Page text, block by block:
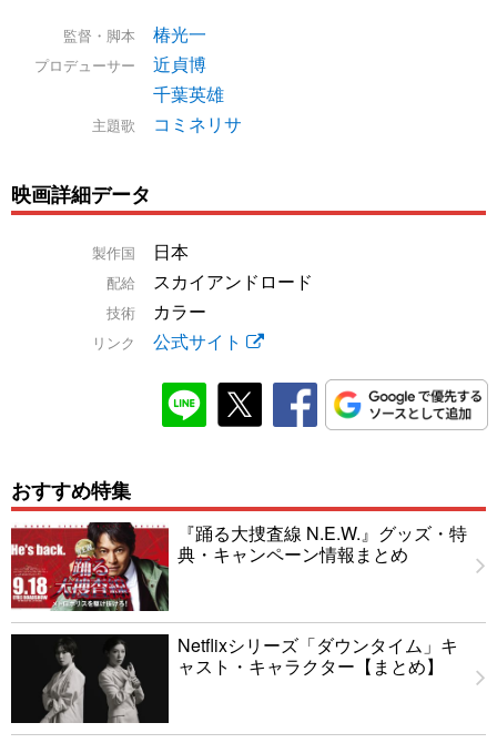
監督・脚本 椿光一
プロデューサー
近貞博
千葉英雄
主題歌 コミネリサ
映画詳細データ
製作国 日本
配給 スカイアンドロード
技術 カラー
リンク 公式サイト
おすすめ特集
『踊る大捜査線 N.E.W.』グッズ・特
典・キャンペーン情報まとめ
Netflixシリーズ「ダウンタイム」キ
ャスト・キャラクター【まとめ】